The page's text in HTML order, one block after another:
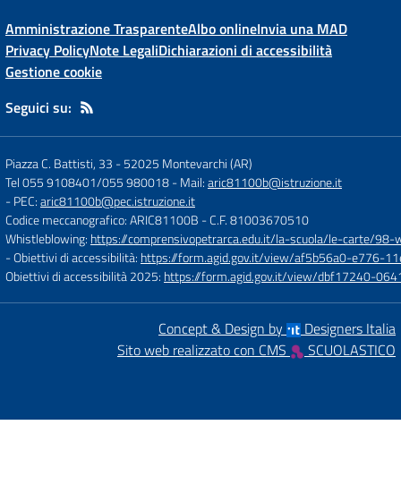
Amministrazione TrasparenteAlbo onlineInvia una MAD
Privacy PolicyNote LegaliDichiarazioni di accessibilità
Gestione cookie
Seguici su:
Piazza C. Battisti, 33 -52025 Montevarchi (AR)
Tel 055 9108401/055 980018- Mail:aric81100b@istruzione.it
- PEC:aric81100b@pec.istruzione.it
Codice meccanografico: ARIC81100B - C.F. 81003670510
Whistleblowing: https://comprensivopetrarca.edu.it/la-scuola/le-carte/98-
- Obiettivi di accessibilità: https://form.agid.gov.it/view/af5b56a0-e776-
Obiettivi di accessibilità 2025: https://form.agid.gov.it/view/dbf17240-
Concept & Design by
Designers Italia
Sito web realizzato con CMS
SCUOLASTICO